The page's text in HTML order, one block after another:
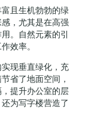
且生机勃勃的绿
，尤其是在高强
。自然元素的引
效率。
现垂直绿化，充
省了地面空间，
提升办公室的层
为写字楼营造了